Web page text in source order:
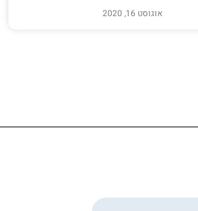
אוגוסט 16, 2020